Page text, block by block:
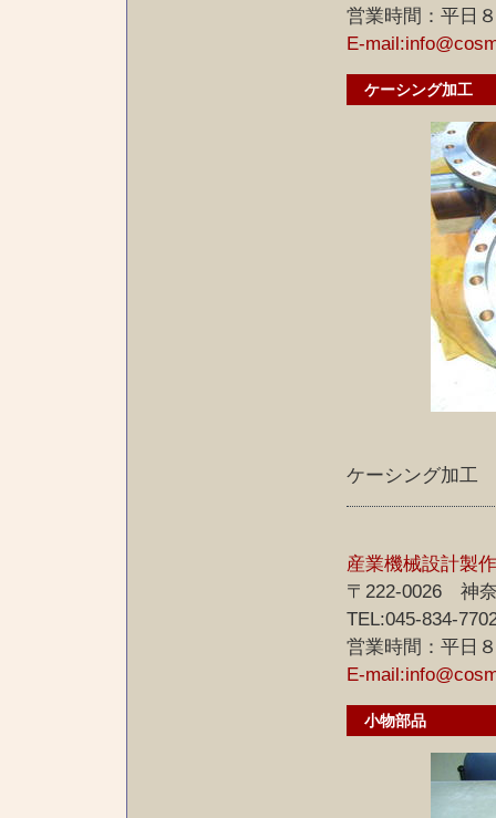
営業時間：平日
E-
ケーシング加工
ケーシング加工
産業機械設計製
〒222-0026 神
TEL:045-834-
営業時間：平日
E-
小物部品